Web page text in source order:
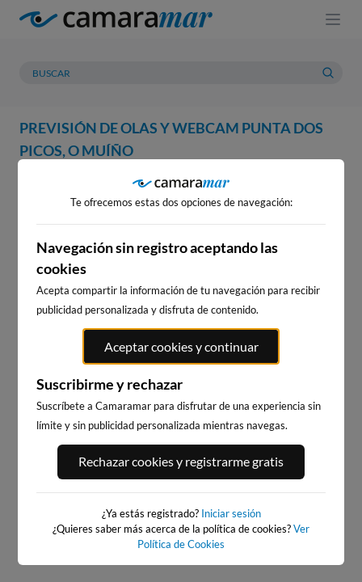
PREVISIÓN DE OLAS Y WEBCAM PUNTA DOS
PICOS, O MUÍÑO
PREVISIÓN METEOROLOGÍA
WEBCAM PUNTA DOS PICOS, O
MUÍÑO
WEBCAMS CERCANAS
27km · Baiona
0.0 m CHOPI
BAIONA_SANTA_MARTA
27km · Baiona
Te ofrecemos estas dos opciones de navegación:
Navegación sin registro aceptando las
cookies
Acepta compartir la información de tu navegación para recibir
publicidad personalizada y disfruta de contenido.
Aceptar cookies y continuar
Suscribirme y rechazar
Suscríbete a Camaramar para disfrutar de una experiencia sin
límite y sin publicidad personalizada mientras navegas.
Rechazar cookies y registrarme gratis
¿Ya estás registrado? Iniciar sesión
¿Quieres saber más acerca de la política de cookies?Ver
Política de Cookies